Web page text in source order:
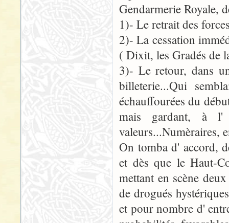
Gendarmerie Royale,
1)- Le retrait des
2)- La cessation
( Dixit, les Gradés de
3)- Le retour, dans
billeterie...Qui
échauffourées du
mais gardant, à
valeurs...Numèraires,
On tomba d' accord,
et dès que le Haut-
mettant en scène
de drogués
et pour nombre d'